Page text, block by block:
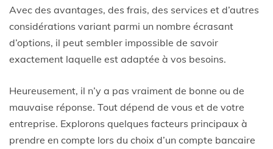
Avec des avantages, des frais, des services et d’autres
considérations variant parmi un nombre écrasant
d’options, il peut sembler impossible de savoir
exactement laquelle est adaptée à vos besoins.
Heureusement, il n’y a pas vraiment de bonne ou de
mauvaise réponse. Tout dépend de vous et de votre
entreprise. Explorons quelques facteurs principaux à
prendre en compte lors du choix d’un compte bancaire